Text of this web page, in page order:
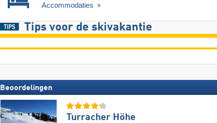
Accommodaties
Tips voor de skivakantie
Beoordelingen
Turracher Höhe